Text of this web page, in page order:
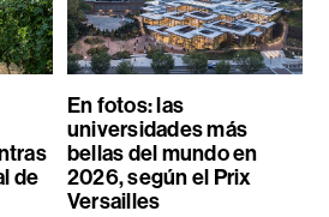
de
En fotos: las
universidades más
bellas del mundo en
2026, según el Prix
Versailles